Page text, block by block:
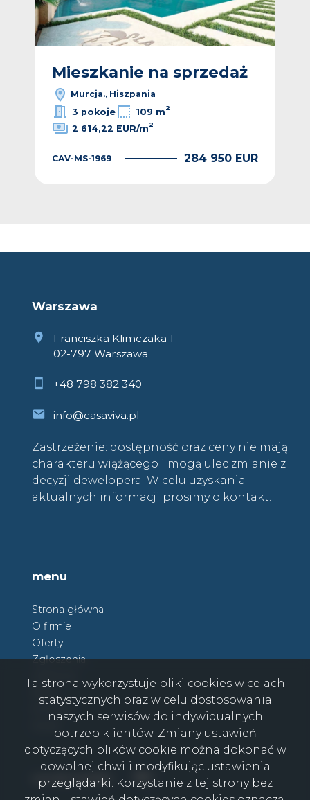
Mieszkanie na sprzedaż
Murcja., Hiszpania
3 pokoje
109 m2
2 614,22 EUR/m2
CAV-MS-1969 284 950 EUR
Warszawa
Franciszka Klimczaka 1
02-797 Warszawa
+48 798 382 340
info@casaviva.pl
Zastrzeżenie: dostępność oraz ceny nie mają
charakteru wiążącego i mogą ulec zmianie z
decyzji dewelopera. W celu uzyskania
aktualnych informacji prosimy o kontakt.
menu
Strona główna
O firmie
Oferty
Zgłoszenia
Kontakt
social media Facebook
Facebook
Ta strona wykorzystuje pliki cookies w celach
statystycznych oraz w celu dostosowania
naszych serwisów do indywidualnych
potrzeb klientów. Zmiany ustawień
dotyczących plików cookie można dokonać w
dowolnej chwili modyfikując ustawienia
przeglądarki. Korzystanie z tej strony bez